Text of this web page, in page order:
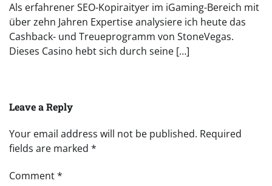
Als erfahrener SEO-Kopiraityer im iGaming-Bereich mit
über zehn Jahren Expertise analysiere ich heute das
Cashback- und Treueprogramm von StoneVegas.
Dieses Casino hebt sich durch seine […]
Leave a Reply
Your email address will not be published. Required
fields are marked *
Comment*